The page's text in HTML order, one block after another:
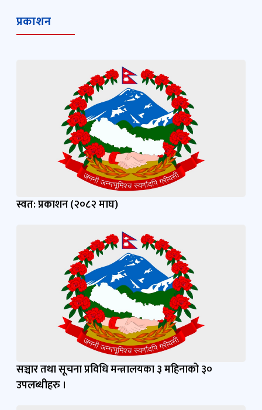
प्रकाशन
स्वत: प्रकाशन (२०८२ माघ)
सञ्चार तथा सूचना प्रविधि मन्त्रालयका ३ महिनाको ३०
उपलब्धीहरु ।